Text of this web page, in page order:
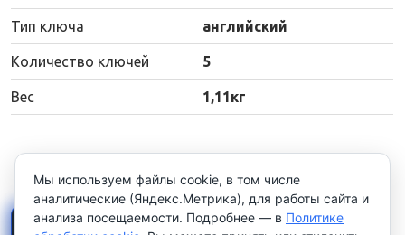
Тип ключа английский
Количество ключей 5
Вес 1,11кг
Мы используем файлы cookie, в том числе
аналитические (Яндекс.Метрика), для работы сайта и
анализа посещаемости. Подробнее — в Политике
×
Работаем только с